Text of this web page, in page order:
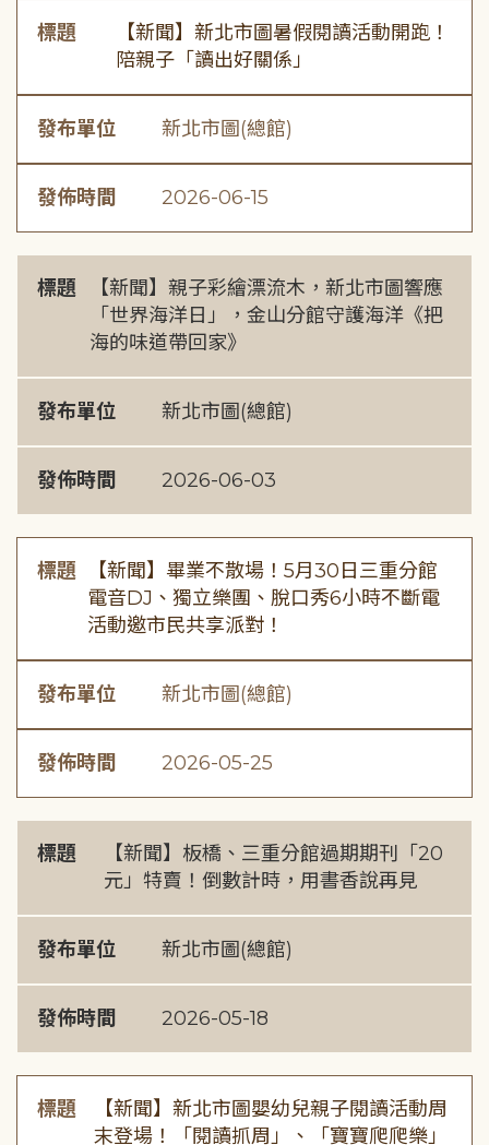
標題
【新聞】新北市圖暑假閱讀活動開跑！
陪親子「讀出好關係」
發布單位 新北市圖(總館)
發佈時間 2026-06-15
標題
【新聞】親子彩繪漂流木，新北市圖響應
「世界海洋日」，金山分館守護海洋《把
海的味道帶回家》
發布單位 新北市圖(總館)
發佈時間 2026-06-03
標題
【新聞】畢業不散場！5月30日三重分館
電音DJ、獨立樂團、脫口秀6小時不斷電
活動邀市民共享派對！
發布單位 新北市圖(總館)
發佈時間 2026-05-25
標題
【新聞】板橋、三重分館過期期刊「20
元」特賣！倒數計時，用書香說再見
發布單位 新北市圖(總館)
發佈時間 2026-05-18
標題
【新聞】新北市圖嬰幼兒親子閱讀活動周
末登場！「閱讀抓周」、「寶寶爬爬樂」